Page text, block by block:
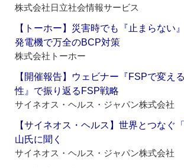
株式会社日立社会情報サービス
【トーホー】災害時でも『止まらない
発電機で万全のBCP対策
株式会社トーホー
【開催報告】ウェビナー『FSPで変え
性』で振り返るFSP戦略
サイネオス・ヘルス・ジャパン株式会社
【サイネオス・ヘルス】世界とつな
山氏に聞く
サイネオス・ヘルス・ジャパン株式会社